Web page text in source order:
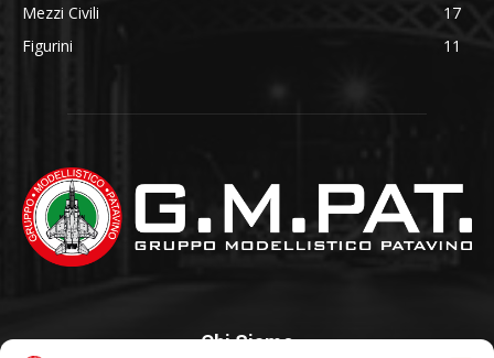
Mezzi Civili
17
Figurini
11
Chi Siamo